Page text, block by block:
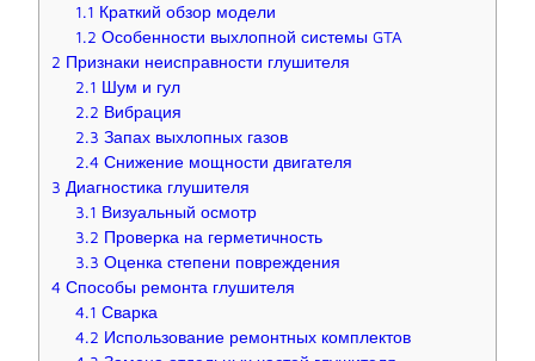
1.1 Краткий обзор модели
1.2 Особенности выхлопной системы GTA
2 Признаки неисправности глушителя
2.1 Шум и гул
2.2 Вибрация
2.3 Запах выхлопных газов
2.4 Снижение мощности двигателя
3 Диагностика глушителя
3.1 Визуальный осмотр
3.2 Проверка на герметичность
3.3 Оценка степени повреждения
4 Способы ремонта глушителя
4.1 Сварка
4.2 Использование ремонтных комплектов